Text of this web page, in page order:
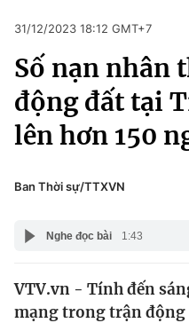
Chuyên mục
Chính trị
Xã hội
Pháp luật
Y tế
Thế giới
Pháp luật
Kinh tế
Thể thao
Truyền hình
Văn hóa - Giải trí
Công nghệ
31/12/2023 18:12 GMT+7
Số nạn nhân
động đất tại
lên hơn 150
Ban Thời sự/TTXVN
Nghe đọc bài 1:43
VTV.vn - Tính đến
mạng trong trận động